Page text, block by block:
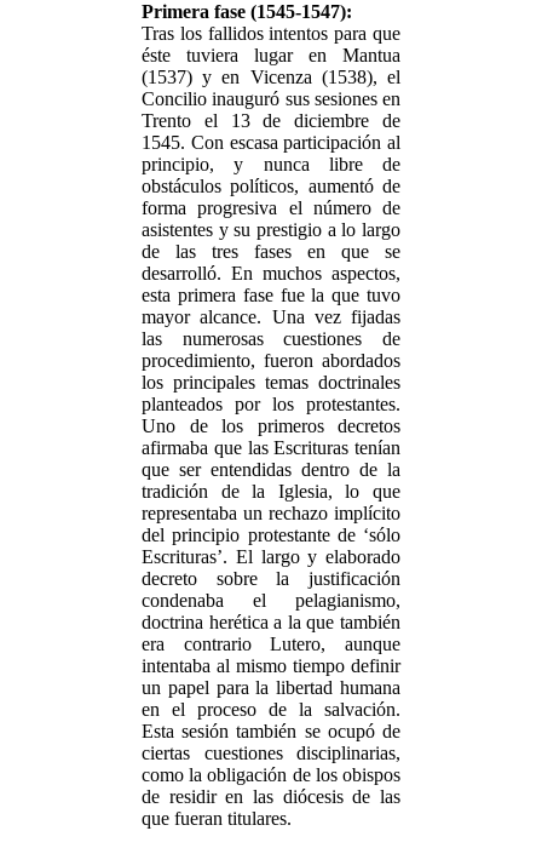
Primera fase (1545-1547):
Tras los fallidos intentos para que
éste tuviera lugar en Mantua
(1537) y en Vicenza (1538), el
Concilio inauguró sus sesiones en
Trento el 13 de diciembre de
1545. Con escasa participación al
principio, y nunca libre de
obstáculos políticos, aumentó de
forma progresiva el número de
asistentes y su prestigio a lo largo
de las tres fases en que se
desarrolló. En muchos aspectos,
esta primera fase fue la que tuvo
mayor alcance. Una vez fijadas
las numerosas cuestiones de
procedimiento, fueron abordados
los principales temas doctrinales
planteados por los protestantes.
Uno de los primeros decretos
afirmaba que las Escrituras tenían
que ser entendidas dentro de la
tradición de la Iglesia, lo que
representaba un rechazo implícito
del principio protestante de ‘sólo
Escrituras’. El largo y elaborado
decreto sobre la justificación
condenaba el pelagianismo,
doctrina herética a la que también
era contrario Lutero, aunque
intentaba al mismo tiempo definir
un papel para la libertad humana
en el proceso de la salvación.
Esta sesión también se ocupó de
ciertas cuestiones disciplinarias,
como la obligación de los obispos
de residir en las diócesis de las
que fueran titulares.